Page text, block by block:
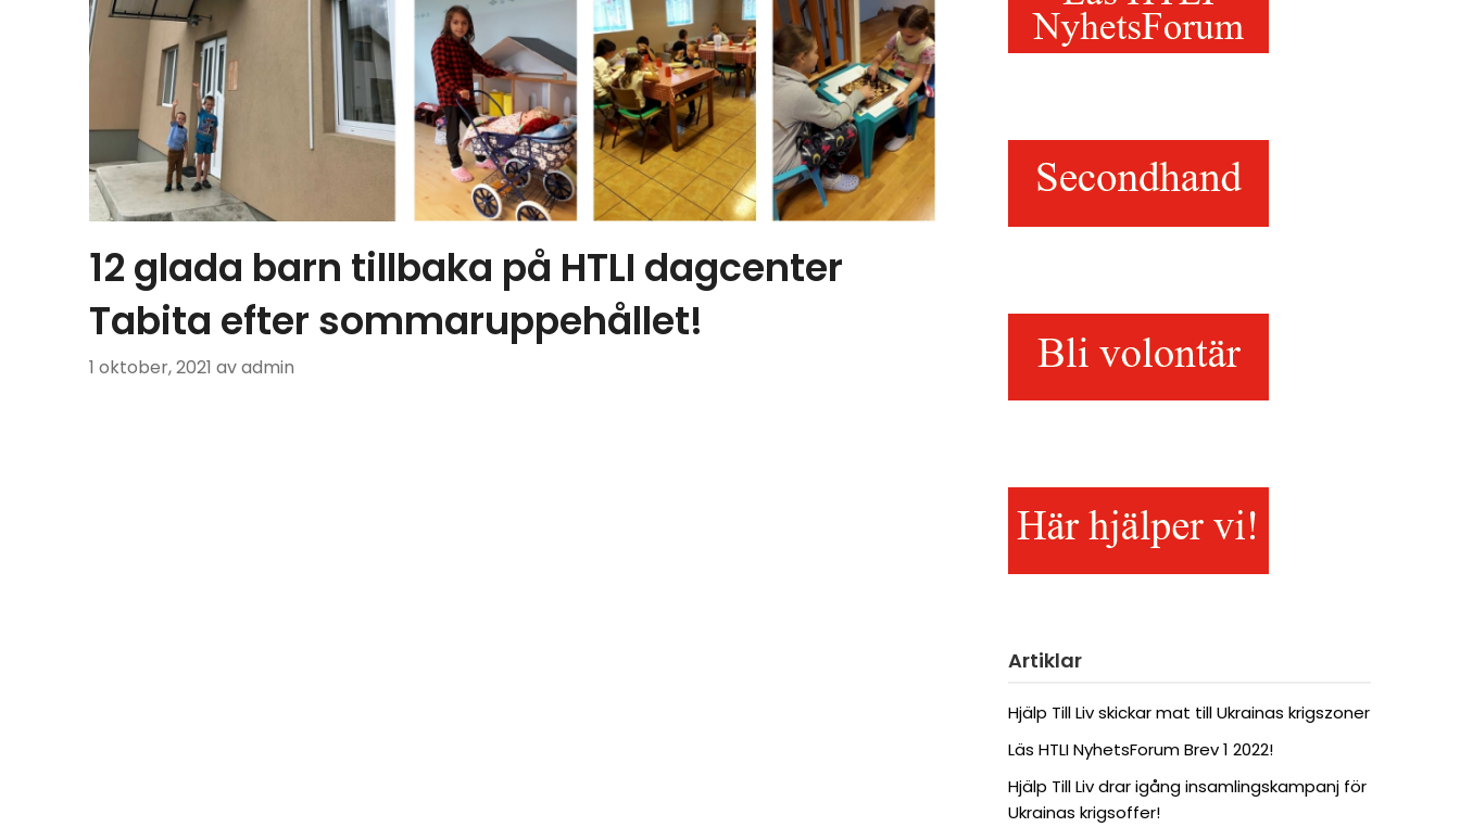
12 glada barn tillbaka på HTLI dagcenter
Tabita efter sommaruppehållet!
1 oktober, 2021 av admin
Artiklar
Hjälp Till Liv skickar mat till Ukrainas krigszoner
Läs HTLI NyhetsForum Brev 1 2022!
Hjälp Till Liv drar igång insamlingskampanj för
Ukrainas krigsoffer!